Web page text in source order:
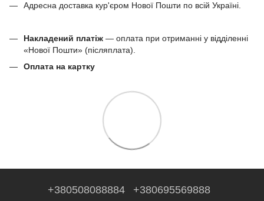
Адресна доставка кур'єром Нової Пошти по всій Україні.
Накладений платіж — оплата при отриманні у відділенні
«Нової Пошти» (післяплата).
Оплата на картку
+380508088884 +380695569888